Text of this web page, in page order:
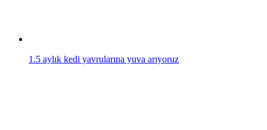
1.5 aylık kedi yavrularına yuva arıyoruz